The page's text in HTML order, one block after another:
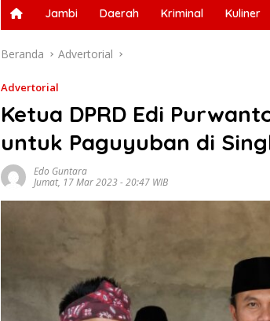
Jambi Daerah Kriminal Kuliner
Beranda Advertorial
Advertorial
Ketua DPRD Edi
untuk Paguyuban di
Edo Guntara
Jumat, 17 Mar 2023 - 20:47 WIB